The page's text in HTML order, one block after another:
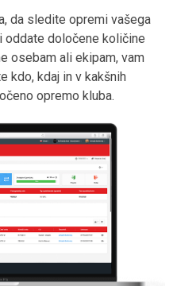
da sledite opremi vašega
oddate določene količine
osebam ali ekipam, vam
kdo, kdaj in v kakšnih
opremo kluba.